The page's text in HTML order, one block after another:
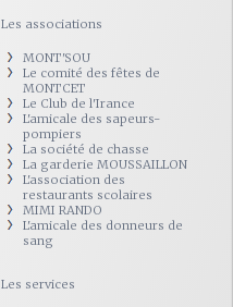
Les associations
MONT'SOU
Le comité des fêtes de
MONTCET
Le Club de l'Irance
L'amicale des sapeurs-
pompiers
La société de chasse
La garderie MOUSSAILLON
L'association des
restaurants scolaires
MIMI RANDO
L'amicale des donneurs de
sang
Les services